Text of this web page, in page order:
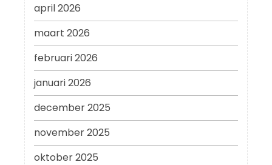
april 2026
maart 2026
februari 2026
januari 2026
december 2025
november 2025
oktober 2025